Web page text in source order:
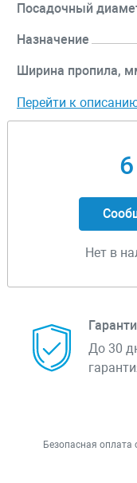
Посадочный
Назначение
Ширина пропила,
Перейти к
Нет в
До 30
Безопасная оплата